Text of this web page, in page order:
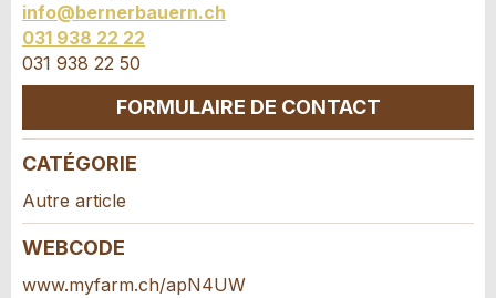
Nachricht
* Saisie nécessaire
RECOMMANDER L'ANNONCE
Fermer
info@bernerbauern.ch
031 938 22 22
031 938 22 50
FORMULAIRE DE CONTACT
Contact
Composez un message à la personne de
contact pour cette annonce .
CATÉGORIE
Autre article
WEBCODE
www.myfarm.ch/apN4UW